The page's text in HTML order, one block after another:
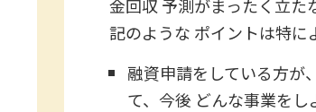
金回収 予測がまったく立た
記のような ポイントは特に
融資申請をしている方が
て、今後 どんな事業をし